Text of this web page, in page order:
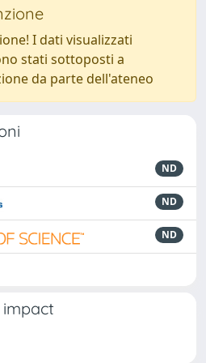
I dati visualizzati
stati sottoposti a
da parte dell'ateneo
ND
ND
ND
impact